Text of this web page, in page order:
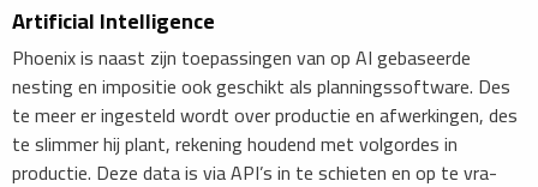
Artificial Intelligence
Phoenix is naast zijn toepassingen van op AI gebaseerde
nesting en impositie ook geschikt als planningssoftware. Des
te meer er ingesteld wordt over productie en afwerkingen, des
te slimmer hij plant, rekening houdend met volgordes in
productie. Deze data is via API’s in te schieten en op te vra-